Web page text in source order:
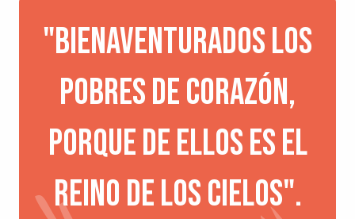
"Bienaventurados los
pobres de corazón,
porque de ellos es el
reino de los cielos".